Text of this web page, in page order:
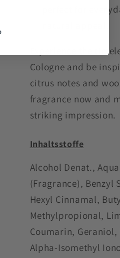
perfect for
Experience the
Cologne and be
citrus notes and
fragrance now and
striking impression.
Inhaltsstoffe
Alcohol Denat.,
(Fragrance), Benzyl
Hexyl Cinnamal,
Methylpropional,
Coumarin, Geraniol,
Alpha-Isomethyl